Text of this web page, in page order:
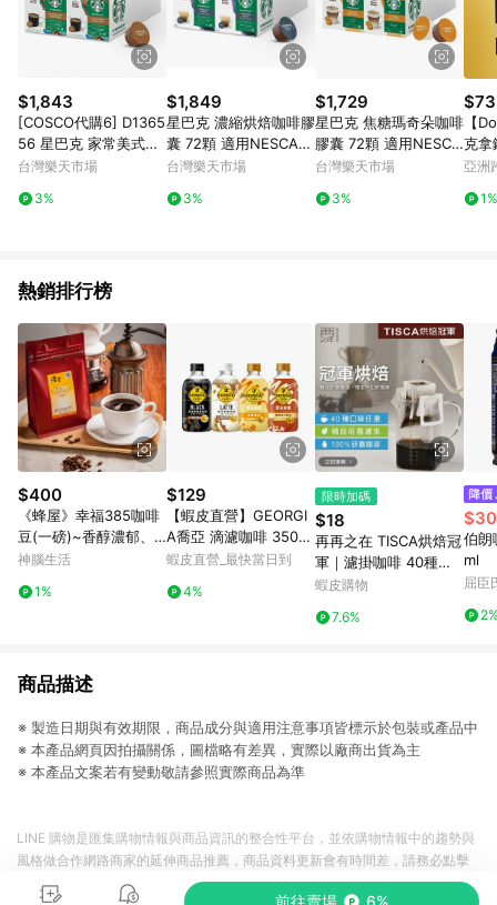
$1,843
[COSCO代購6] D1365
56 星巴克 家常美式咖
啡膠囊 72顆 適用NES
器
台灣樂天市場
3%
$1,849
星巴克 濃縮烘焙咖啡膠
囊 72顆 適用NESCAF
E Dolce Gusto機器
台灣樂天市場
3%
$1,729
星巴克 焦糖瑪奇朵咖啡
膠囊 72顆 適用NESCA
FE Dolce Gusto機器
台灣樂天市場
3%
【
克拿
順奶
亞洲
1%
熱銷排行榜
$400
《蜂屋》幸福385咖啡
豆(一磅)~香醇濃郁、
柔滑順口、口感極佳
神腦生活
1%
$129
【蝦皮直營】GEORGI
A喬亞 滴濾咖啡 350ml
x4入組 無糖黑咖啡/拿
咖啡 黑咖啡
蝦皮直營_最快當日到
4%
限時加碼
$18
再再之在 TISCA烘焙冠
軍｜濾掛咖啡 40種口
味任選 精品莊園濾掛
濾掛式咖啡 咖啡包 黑
蝦皮購物
7.6%
$30
伯朗
ml
屈臣
商品描述
※ 製造日期與有效期限，商品成分與適用注意事項皆標示於包裝或產品中
※ 本產品網頁因拍攝關係，圖檔略有差異，實際以廠商出貨為主
※ 本產品文案若有變動敬請參照實際商品為準
前往賣場 6%
LINE 購物是匯集購物情報與商品資訊的整合性平台，並依購物情報中的趨勢與
風格做合作網路商家的延伸商品推薦，商品資料更新會有時間差，請務必點擊
商品至各合作網路商家，確認現售價與購物條件，一切資訊以合作廠商網頁為